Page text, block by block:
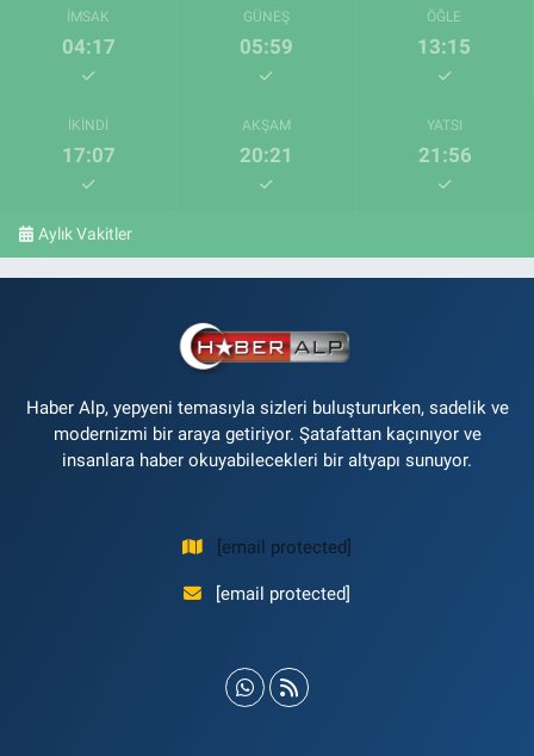
İMSAK
04:17
GÜNEŞ
05:59
ÖĞLE
13:15
İKINDI
17:07
AKŞAM
20:21
YATSI
21:56
Aylık Vakitler
Haber Alp, yepyeni temasıyla sizleri buluştururken, sadelik ve
modernizmi bir araya getiriyor. Şatafattan kaçınıyor ve
insanlara haber okuyabilecekleri bir altyapı sunuyor.
[email protected]
[email protected]